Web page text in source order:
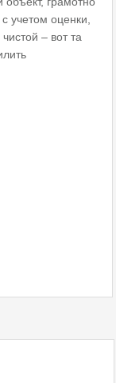
учетом оценки,
– вот та